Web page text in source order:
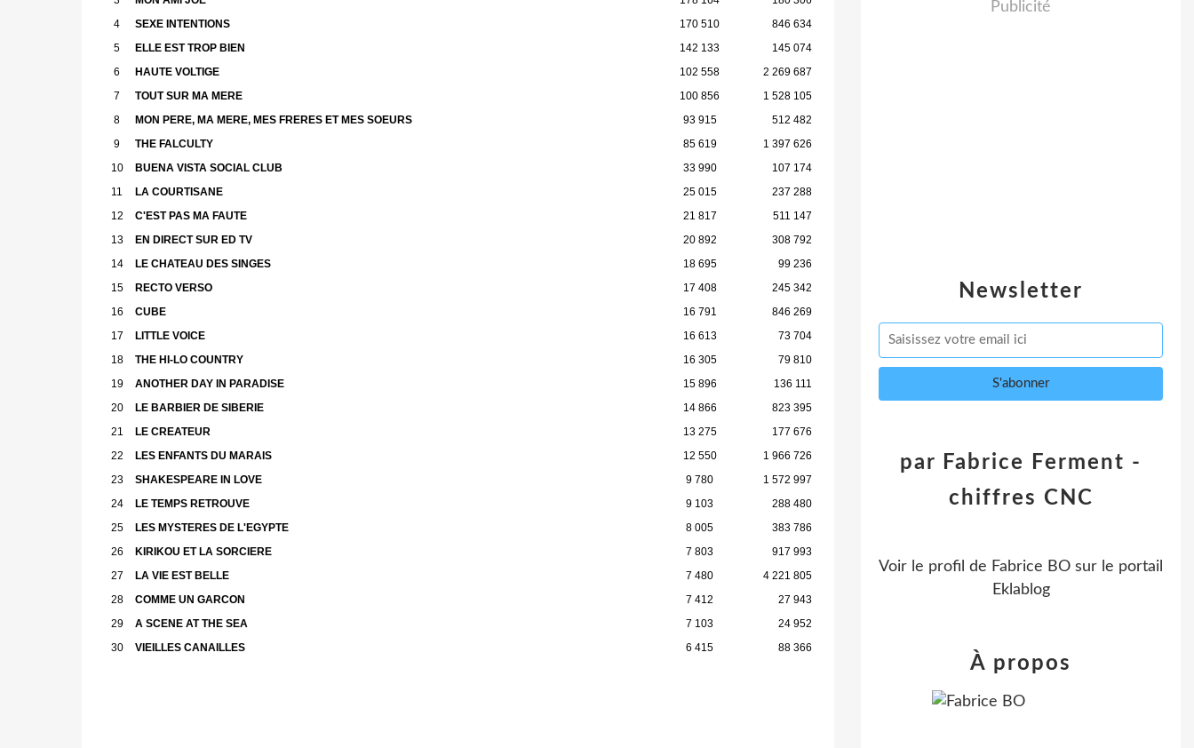
4
SEXE INTENTIONS 170 510
846 634
5
ELLE EST TROP BIEN 142 133
145 074
6
HAUTE VOLTIGE 102 558
2 269 687
7
TOUT SUR MA MERE 100 856
1 528 105
8
MON PERE, MA MERE, MES FRERES ET MES SOEURS 93 915
512 482
9
THE FALCULTY 85 619
1 397 626
10
BUENA VISTA SOCIAL CLUB 33 990
107 174
11
LA COURTISANE 25 015
237 288
12
C'EST PAS MA FAUTE 21 817
511 147
13
EN DIRECT SUR ED TV 20 892
308 792
14
LE CHATEAU DES SINGES 18 695
99 236
15
RECTO VERSO 17 408
245 342
16
CUBE 16 791
846 269
17
LITTLE VOICE 16 613
73 704
18
THE HI-LO COUNTRY 16 305
79 810
19
ANOTHER DAY IN PARADISE 15 896
136 111
20
LE BARBIER DE SIBERIE 14 866
823 395
21
LE CREATEUR 13 275
177 676
22
LES ENFANTS DU MARAIS 12 550
1 966 726
23
SHAKESPEARE IN LOVE 9 780
1 572 997
24
LE TEMPS RETROUVE 9 103
288 480
25
LES MYSTERES DE L'EGYPTE 8 005
383 786
26
KIRIKOU ET LA SORCIERE 7 803
917 993
27
LA VIE EST BELLE 7 480
4 221 805
28
COMME UN GARCON 7 412
27 943
29
A SCENE AT THE SEA 7 103
24 952
30
VIEILLES CANAILLES 6 415 88 366
Newsletter
Publicité
par Fabrice Ferment -
chiffres CNC
Voir le profil de Fabrice BO sur le portail
Eklablog
À propos